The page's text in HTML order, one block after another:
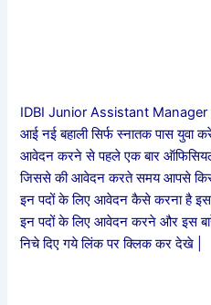
IDBI Junior Assistant
आई नई बहाली सिर्फ स्नातक पास
आवेदन करने से पहले एक बार ऑफिसियल
जिससे की आवेदन करते समय आपसे किसी
इन पदों के लिए आवेदन कैसे करना है इसके
इन पदों के लिए आवेदन करने और इस
निचे दिए गये लिंक पर क्लिक कर देखे |